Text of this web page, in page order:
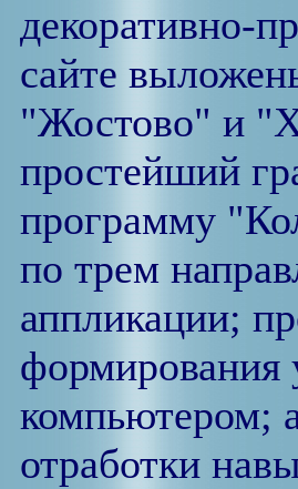
декоративно-
сайте
"Жостово" и
простейший
программу
по трем
аппликации;
формирования
компьютером;
отработки